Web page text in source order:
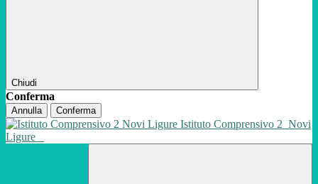
Chiudi
Conferma
Annulla Conferma
Istituto Comprensivo 2 Novi
Ligure